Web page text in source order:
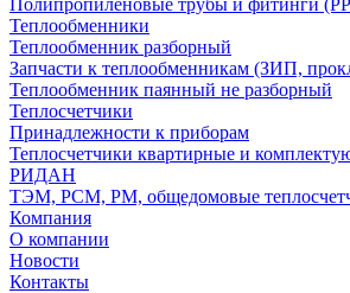
Полипропиленовые трубы и фитинги
Теплообменники
Теплообменник разборный
Запчасти к теплообменникам (ЗИП,
Теплообменник паянный не разборный
Теплосчетчики
Принадлежности к приборам
Теплосчетчики квартирные и
РИДАН
ТЭМ, РСМ, РМ, общедомовые
Компания
О компании
Новости
Контакты